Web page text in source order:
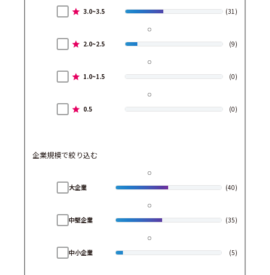
3.0~3.5 (31)
2.0~2.5 (9)
1.0~1.5 (0)
0.5 (0)
企業規模で絞り込む
大企業 (40)
中堅企業 (35)
中小企業 (5)